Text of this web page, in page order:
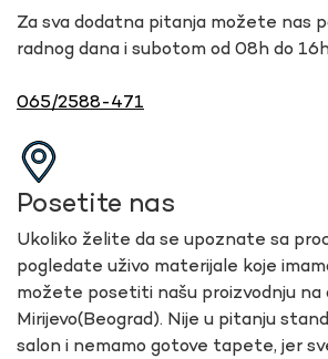
Za sva dodatna pitanja možete nas
radnog dana i subotom od 08h do
065/2588-471
Posetite nas
Ukoliko želite da se upoznate sa
pogledate uživo materijale koje
možete posetiti našu proizvodnju na
Mirijevo(Beograd). Nije u pitanju
salon i nemamo gotove tapete, jer